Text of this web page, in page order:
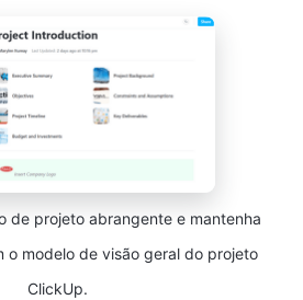
de projeto abrangente e mantenha
o modelo de visão geral do projeto
ClickUp.